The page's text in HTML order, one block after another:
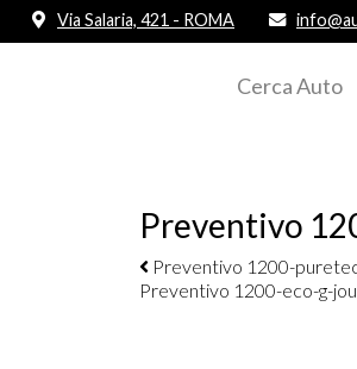
Via Salaria, 421 - ROMA
Cerca Auto
Preventivo
Navigazione
Preventivo 1200-
Preventivo 1200-eco-g-